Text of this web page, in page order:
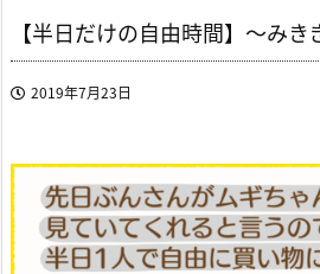
【半日だけの自由時間】～み
2019年7月23日